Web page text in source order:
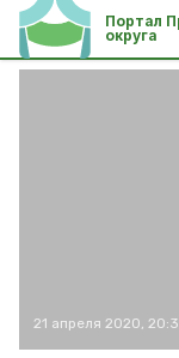
Портал
округа
21 апреля 2020,